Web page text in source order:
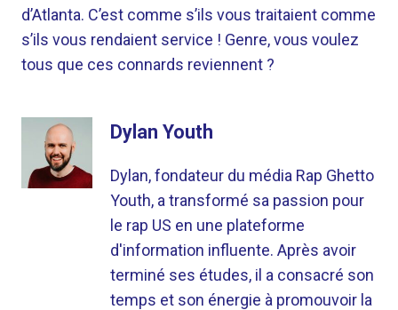
d’Atlanta. C’est comme s’ils vous traitaient comme
s’ils vous rendaient service ! Genre, vous voulez
tous que ces connards reviennent ?
Dylan Youth
Dylan, fondateur du média Rap Ghetto
Youth, a transformé sa passion pour
le rap US en une plateforme
d'information influente. Après avoir
terminé ses études, il a consacré son
temps et son énergie à promouvoir la